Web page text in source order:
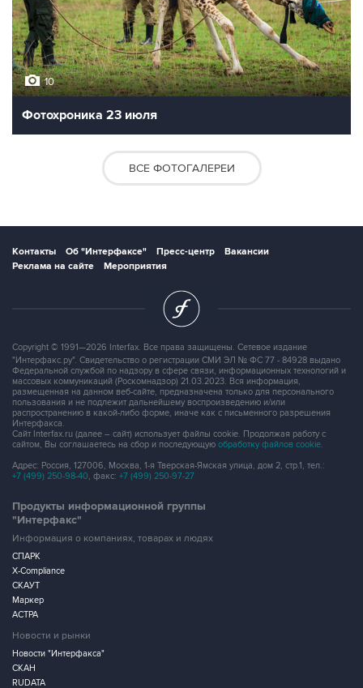
10
Фотохроника 23 июля
ВСЕ ФОТОГАЛЕРЕИ
Контакты Об "Интерфаксе" Пресс-центр
Вакансии
Реклама на сайте
Мероприятия
Copyright © 1991—2026 Interfax. Все права защищены. Сетевое издание
"Интерфакс.ру". Свидетельство о регистрации СМИ ЭЛ № ФС 77 - 84928 выдано
Федеральной службой по надзору в сфере связи, информационных технологий и
массовых коммуникаций (Роскомнадзор) 21.03.2023. Вся информация,
размещенная на данном веб-сайте, предназначена только для персонального
пользования и не подлежит дальнейшему воспроизведению и/или
распространению в какой-либо форме, иначе как с письменного разрешения
Интерфакса.
Сайт Interfax.ru (далее – сайт) использует файлы cookie. Продолжая работу с
сайтом, Вы соглашаетесь на сбор и последующую обработку файлов cookie.
Адрес: Россия, 127006, Москва, 1-я Тверская-Ямская улица, дом 2, стр.1, тел.:
+7 (499) 250-98-40, факс: +7 (499) 250-97-27
Продукты информационной группы
"Интерфакс"
Информация о компаниях, товарах и людях
СПАРК
X-Compliance
СКАУТ
Маркер
АСТРА
Новости и рынки
Новости "Интерфакса"
СКАН
RUDATA